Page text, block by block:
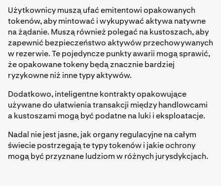
Użytkownicy muszą ufać emitentowi opakowanych
tokenów, aby mintować i wykupywać aktywa natywne
na żądanie. Muszą również polegać na kustoszach, aby
zapewnić bezpieczeństwo aktywów przechowywanych
w rezerwie. Te pojedyncze punkty awarii mogą sprawić,
że opakowane tokeny będą znacznie bardziej
ryzykowne niż inne typy aktywów.
Dodatkowo, inteligentne kontrakty opakowujące
używane do ułatwienia transakcji między handlowcami
a kustoszami mogą być podatne na luki i eksploatacje.
Nadal nie jest jasne, jak organy regulacyjne na całym
świecie postrzegają te typy tokenów i jakie ochrony
mogą być przyznane ludziom w różnych jurysdykcjach.